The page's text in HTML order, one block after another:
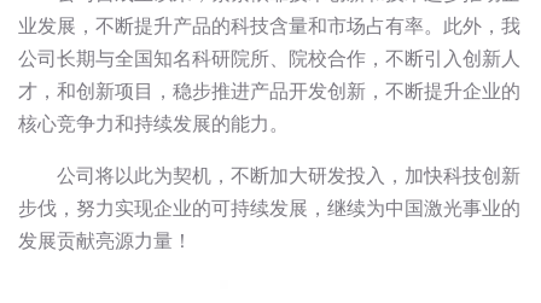
业发展，不断提升产品的科技含量和市场占有率。此外，我
公司长期与全国知名科研院所、院校合作，不断引入创新人
才，和创新项目，稳步推进产品开发创新，不断提升企业的
核心竞争力和持续发展的能力。
公司将以此为契机，不断加大研发投入，加快科技创新
步伐，努力实现企业的可持续发展，继续为中国激光事业的
发展贡献亮源力量！